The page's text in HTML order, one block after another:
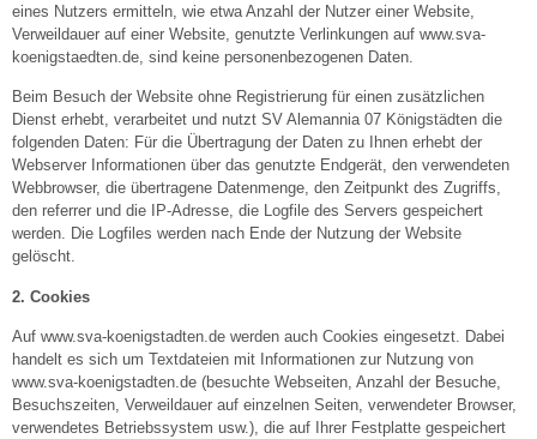
eines Nutzers ermitteln, wie etwa Anzahl der Nutzer einer Website,
Verweildauer auf einer Website, genutzte Verlinkungen auf www.sva-
koenigstaedten.de, sind keine personenbezogenen Daten.
Beim Besuch der Website ohne Registrierung für einen zusätzlichen
Dienst erhebt, verarbeitet und nutzt SV Alemannia 07 Königstädten die
folgenden Daten: Für die Übertragung der Daten zu Ihnen erhebt der
Webserver Informationen über das genutzte Endgerät, den verwendeten
Webbrowser, die übertragene Datenmenge, den Zeitpunkt des Zugriffs,
den referrer und die IP-Adresse, die Logfile des Servers gespeichert
werden. Die Logfiles werden nach Ende der Nutzung der Website
gelöscht.
2. Cookies
Auf www.sva-koenigstadten.de werden auch Cookies eingesetzt. Dabei
handelt es sich um Textdateien mit Informationen zur Nutzung von
www.sva-koenigstadten.de (besuchte Webseiten, Anzahl der Besuche,
Besuchszeiten, Verweildauer auf einzelnen Seiten, verwendeter Browser,
verwendetes Betriebssystem usw.), die auf Ihrer Festplatte gespeichert